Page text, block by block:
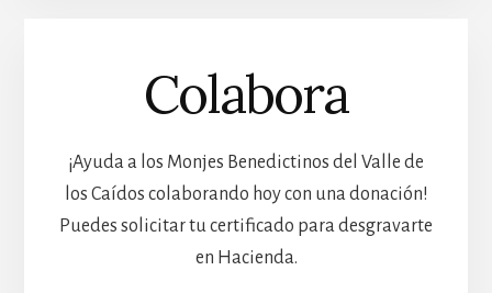
Colabora
¡Ayuda a los Monjes Benedictinos del Valle de
los Caídos colaborando hoy con una donación!
Puedes solicitar tu certificado para desgravarte
en Hacienda.